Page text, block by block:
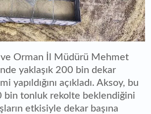
ve Orman İl Müdürü Mehmet
yaklaşık 200 bin dekar
yapıldığını açıkladı. Aksoy, bu
bin tonluk rekolte beklendiğini
etkisiyle dekar başına